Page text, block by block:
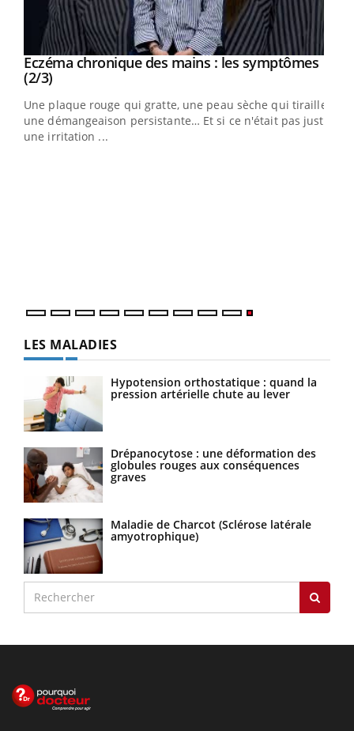
Youtube
Eczéma chronique des mains : les symptômes
(2/3)Youtube
Une plaque rouge qui gratte, une peau sèche qui tiraille,
une démangeaison persistante… Et si ce n'était pas juste
une irritation ...
LES MALADIES
Hypotension orthostatique : quand la
pression artérielle chute au lever
Drépanocytose : une déformation des
globules rouges aux conséquences
graves
Maladie de Charcot (Sclérose latérale
amyotrophique)